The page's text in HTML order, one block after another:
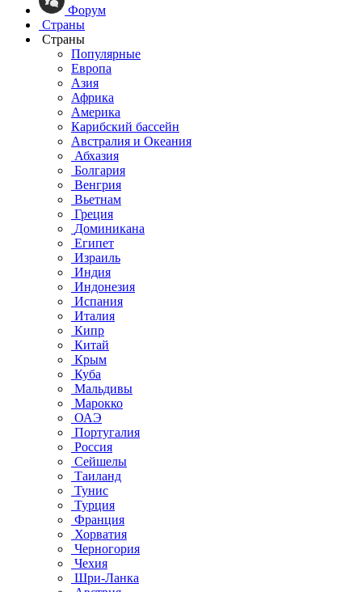
Форум
Страны
Страны
Популярные
Европа
Азия
Африка
Америка
Карибский бассейн
Австралия и Океания
Абхазия
Болгария
Венгрия
Вьетнам
Греция
Доминикана
Египет
Израиль
Индия
Индонезия
Испания
Италия
Кипр
Китай
Крым
Куба
Мальдивы
Марокко
ОАЭ
Португалия
Россия
Сейшелы
Таиланд
Тунис
Турция
Франция
Хорватия
Черногория
Чехия
Шри-Ланка